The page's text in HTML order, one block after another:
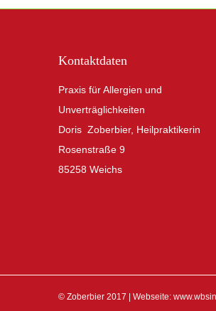
Kontaktdaten
Praxis für Allergien und
Unverträglichkeiten
Doris Zoberbier, Heilpraktikerin
Rosenstraße 9
85258 Weichs
© Zoberbier 2017 | Webseite: